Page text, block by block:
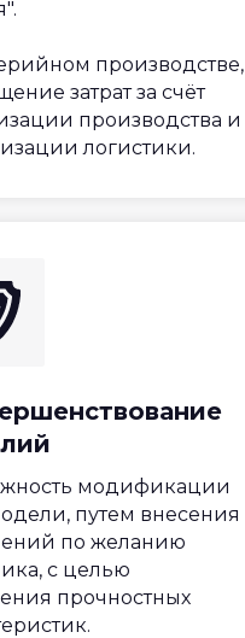
производстве,
затрат за счёт
производства и
логистики.
модификации
путем внесения
по желанию
с целью
прочностных